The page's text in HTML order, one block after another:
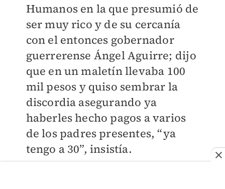
Humanos en la que presumió de
ser muy rico y de su cercanía
con el entonces gobernador
guerrerense Ángel Aguirre; dijo
que en un maletín llevaba 100
mil pesos y quiso sembrar la
discordia asegurando ya
haberles hecho pagos a varios
de los padres presentes, “ya
tengo a 30”, insistía.